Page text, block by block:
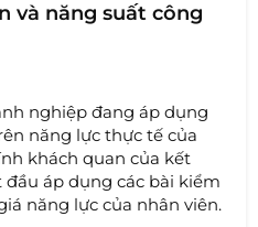
và năng suất công
nghiệp đang áp dụng
năng lực thực tế của
khách quan của kết
áp dụng các bài kiểm
năng lực của nhân viên.